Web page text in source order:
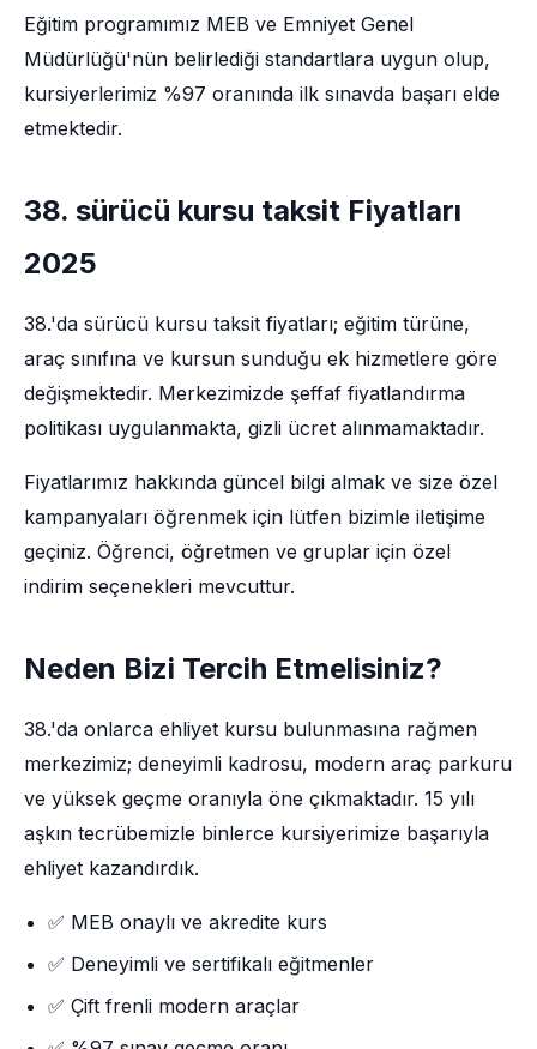
Eğitim programımız MEB ve Emniyet Genel
Müdürlüğü'nün belirlediği standartlara uygun olup,
kursiyerlerimiz %97 oranında ilk sınavda başarı elde
etmektedir.
38. sürücü kursu taksit Fiyatları
2025
38.'da sürücü kursu taksit fiyatları; eğitim türüne,
araç sınıfına ve kursun sunduğu ek hizmetlere göre
değişmektedir. Merkezimizde şeffaf fiyatlandırma
politikası uygulanmakta, gizli ücret alınmamaktadır.
Fiyatlarımız hakkında güncel bilgi almak ve size özel
kampanyaları öğrenmek için lütfen bizimle iletişime
geçiniz. Öğrenci, öğretmen ve gruplar için özel
indirim seçenekleri mevcuttur.
Neden Bizi Tercih Etmelisiniz?
38.'da onlarca ehliyet kursu bulunmasına rağmen
merkezimiz; deneyimli kadrosu, modern araç parkuru
ve yüksek geçme oranıyla öne çıkmaktadır. 15 yılı
aşkın tecrübemizle binlerce kursiyerimize başarıyla
ehliyet kazandırdık.
✅ MEB onaylı ve akredite kurs
✅ Deneyimli ve sertifikalı eğitmenler
✅ Çift frenli modern araçlar